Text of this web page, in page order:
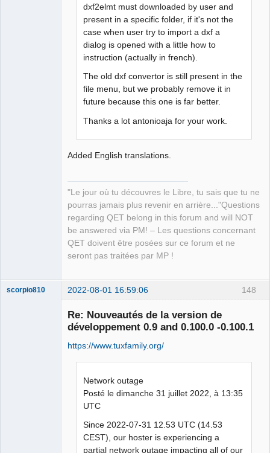
dxf2elmt must downloaded by user and
present in a specific folder, if it's not the
case when user try to import a dxf a
dialog is opened with a little how to
instruction (actually in french).
The old dxf convertor is still present in the
file menu, but we probably remove it in
future because this one is far better.
Thanks a lot antonioaja for your work.
Added English translations.
"Le jour où tu découvres le Libre, tu sais que tu ne
pourras jamais plus revenir en arrière..."Questions
regarding QET belong in this forum and will NOT
be answered via PM! – Les questions concernant
QET doivent être posées sur ce forum et ne
seront pas traitées par MP !
148
scorpio810 2022-08-01 16:59:06
Re: Nouveautés de la version de
développement 0.9 and 0.100.0 -0.100.1
https://www.tuxfamily.org/
Network outage
Posté le dimanche 31 juillet 2022, à 13:35
UTC
Since 2022-07-31 12.53 UTC (14.53
CEST), our hoster is experiencing a
partial network outage impacting all of our